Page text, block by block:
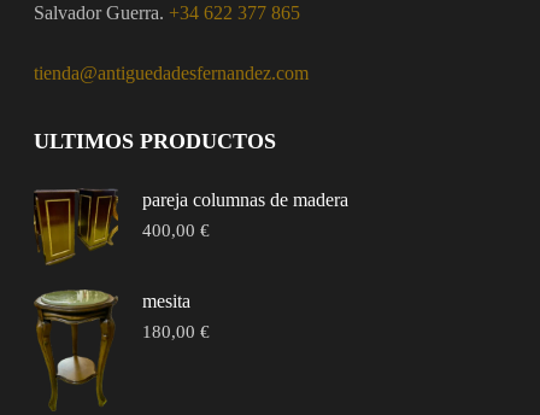
Salvador Guerra. +34 622 377 865
tienda@antiguedadesfernandez.com
ULTIMOS PRODUCTOS
pareja columnas de madera
400,00€
mesita
180,00€